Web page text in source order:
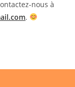
nous à
.